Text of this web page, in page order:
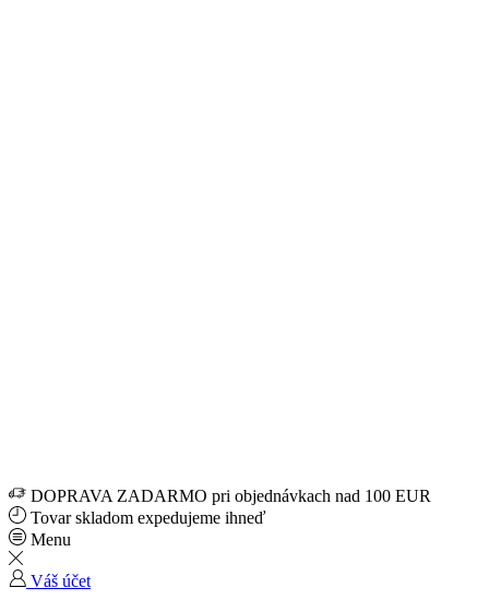
DOPRAVA ZADARMO pri objednávkach nad 100 EUR
Tovar skladom expedujeme ihneď
Menu
Váš účet